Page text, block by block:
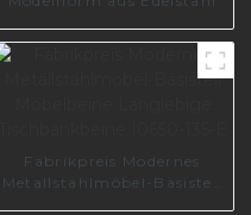
Fabrikpreis Modernes
Metallstahlmöbel-Basisteil